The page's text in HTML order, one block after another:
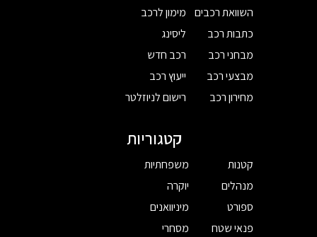
השוואת רכבים
כתבות רכב
מבחני רכב
מבצעי רכב
מחירון רכב
מימון לרכב
ליסינג
רכב חדש
ייעוץ רכב
רישום לניוזלטר
קטגוריות
קטנות
מנהלים
ספורט
פנאי שטח
משפחתיות
יוקרה
מיניוואנים
מסחרי